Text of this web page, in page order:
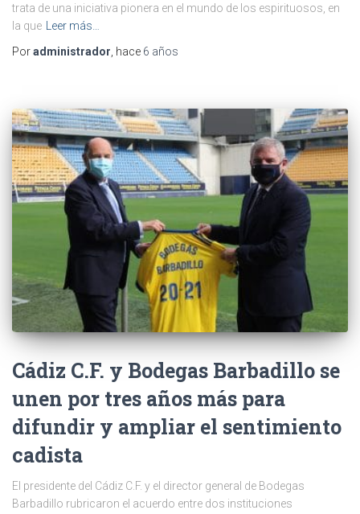
trata de una iniciativa pionera en el mundo de los espirituosos, en
la que
Leer más…
Poradministrador , hace 6 años
Cádiz C.F. y Bodegas Barbadillo se
unen por tres años más para
difundir y ampliar el sentimiento
cadista
El presidente del Cádiz C.F. y el director general de Bodegas
Barbadillo rubricaron el acuerdo entre dos instituciones